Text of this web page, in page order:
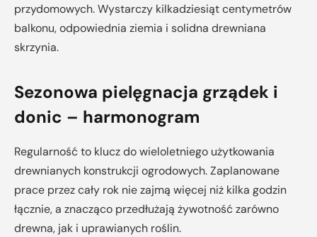
przydomowych. Wystarczy kilkadziesiąt centymetrów
balkonu, odpowiednia ziemia i solidna drewniana
skrzynia.
Sezonowa pielęgnacja grządek i
donic – harmonogram
Regularność to klucz do wieloletniego użytkowania
drewnianych konstrukcji ogrodowych. Zaplanowane
prace przez cały rok nie zajmą więcej niż kilka godzin
łącznie, a znacząco przedłużają żywotność zarówno
drewna, jak i uprawianych roślin.